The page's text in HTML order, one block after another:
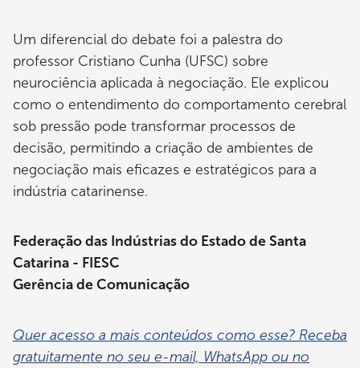
Um diferencial do debate foi a palestra do
professor Cristiano Cunha (UFSC) sobre
neurociência aplicada à negociação. Ele explicou
como o entendimento do comportamento cerebral
sob pressão pode transformar processos de
decisão, permitindo a criação de ambientes de
negociação mais eficazes e estratégicos para a
indústria catarinense.
Federação das Indústrias do Estado de Santa
Catarina - FIESC
Gerência de Comunicação
Quer acesso a mais conteúdos como esse? Receba
gratuitamente no seu e-mail, WhatsApp ou no